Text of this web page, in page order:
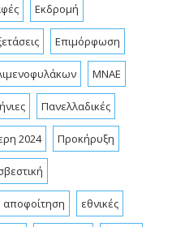
Εκδρομή
Επιμόρφωση
ΜΝΑΕ
Πανελλαδικές
2024 Προκήρυξη
αποφοίτηση εθνικές